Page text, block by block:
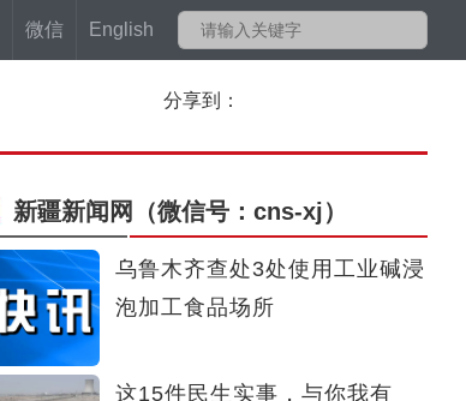
微信 English
分享到：
新疆新闻网 （微信号：cns-xj）
乌鲁木齐查处3处使用工业碱浸
泡加工食品场所
这15件民生实事，与你我有